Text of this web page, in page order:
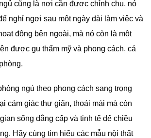
cũng là nơi cần được chỉnh chu, nó
nghỉ ngơi sau một ngày dài làm việc và
động bên ngoài, mà nó còn là một
được gu thẩm mỹ và phong cách, cá
ngủ theo phong cách sang trọng
cảm giác thư giãn, thoải mái mà còn
sống đẳng cấp và tinh tế để chiều
Hãy cùng tìm hiểu các mẫu nội thất